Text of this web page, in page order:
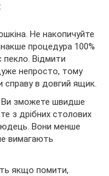
Не накопичуйте
процедура 100%
Відмити
непросто, тому
справу в довгий ящик.
Ви зможете швидше
з дрібних столових
Вони менше
вимагають
якщо помити,